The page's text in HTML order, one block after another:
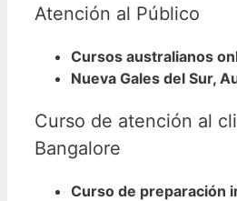
Atención al Público
Cursos australianos
Nueva Gales del Sur,
Curso de atención al
Bangalore
Curso de preparación